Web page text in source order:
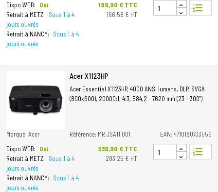
Dispo WEB:
Oui
Retrait à METZ:
Sous 1 à 4
jours ouvrés
Retrait à NANCY:
Sous 1 à 4
jours ouvrés
Prix
199,90 € TTC
166,58 € HT
format_list_numbered
Acer X1123HP
Acer Essential X1123HP, 4000 ANSI lumens, DLP, SVGA
(800x600), 20000:1, 4:3, 584,2 - 7620 mm (23 - 300")
Marque: Acer Référence: MR.JSA11.001
EAN: 4710180733556
Dispo WEB:
Oui
Retrait à METZ:
Sous 1 à 4
jours ouvrés
Retrait à NANCY:
Sous 1 à 4
jours ouvrés
Prix
339,90 € TTC
283,25 € HT
format_list_numbered